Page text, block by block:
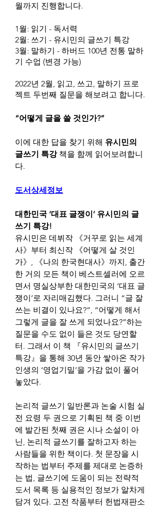
월까지 진행합니다.
1월: 읽기 - 독서력
2월: 쓰기 - 유시민의 글쓰기 특강
3월: 말하기 - 하버드 100년 전통 말하
기 수업 (변경 가능)
2022년 2월, 읽고, 쓰고, 말하기 프로
젝트 두번째 질문을 해보려고 합니다.
“어떻게 글을 쓸 것인가?”
이에 대한 답을 찾기 위해 유시민의
글쓰기 특강 책을 함께 읽어보려합니
다.
도서상세정보
대한민국 ‘대표 글쟁이’ 유시민의 글
쓰기 특강!
유시민은 데뷔작 《거꾸로 읽는 세계
사》부터 최신작 《어떻게 살 것인
가》, 《나의 한국현대사》까지, 출간
한 거의 모든 책이 베스트셀러에 오르
면서 명실상부한 대한민국의 ‘대표 글
쟁이’로 자리매김했다. 그러니 “글 잘
쓰는 비결이 있나요?”, “어떻게 해서
그렇게 글을 잘 쓰게 되었나요?”하는
질문을 수도 없이 들은 것도 당연할
터. 그래서 이 책 『유시민의 글쓰기
특강』을 통해 30년 동안 쌓아온 작가
인생의 ‘영업기밀’을 가감 없이 풀어
놓았다.
논리적 글쓰기 일반론과 논술 시험 실
전 요령 두 권으로 기획된 책 중 이번
에 발간된 첫째 권은 시나 소설이 아
닌, 논리적 글쓰기를 잘하고자 하는
사람들을 위한 책이다. 첫 문장을 시
작하는 법부터 주제를 제대로 논증하
는 법, 글쓰기에 도움이 되는 전략적
도서 목록 등 실용적인 정보가 알차게
담겨 있다. 고전 작품부터 헌법재판소